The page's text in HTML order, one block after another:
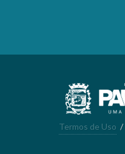
Termos de Uso /